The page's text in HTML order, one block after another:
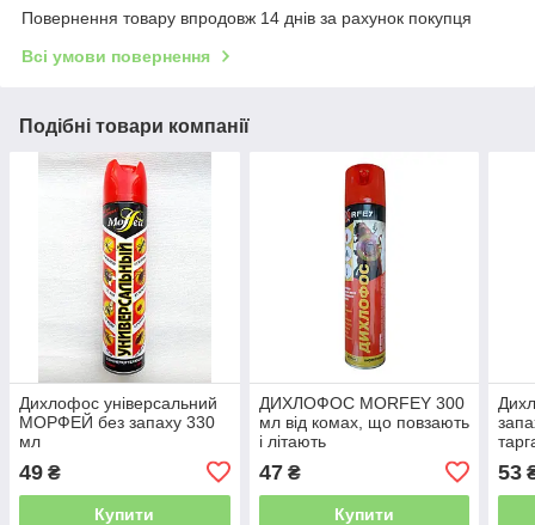
Повернення товару впродовж 14 днів за рахунок покупця
Всі умови повернення
Подібні товари компанії
Дихлофос універсальний
МОРФЕЙ без запаху 330
мл
49 ₴
Купити
ДИХЛОФОС MORFEY 300
мл від комах, що повзають
і літають
47₴
Купити
53